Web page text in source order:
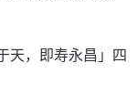
天，即寿永昌」四